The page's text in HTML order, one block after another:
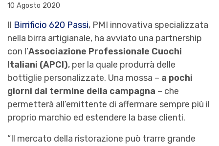
10 Agosto 2020
Il Birrificio 620 Passi, PMI innovativa specializzata
nella birra artigianale, ha avviato una partnership
con l’Associazione Professionale Cuochi
Italiani (APCI), per la quale produrrà delle
bottiglie personalizzate. Una mossa – a pochi
giorni dal termine della campagna – che
permetterà all’emittente di affermare sempre più il
proprio marchio ed estendere la base clienti.
“Il mercato della ristorazione può trarre grande